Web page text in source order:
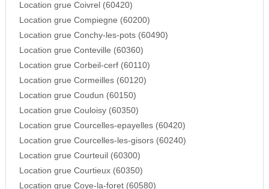
Location grue Coivrel (60420)
Location grue Compiegne (60200)
Location grue Conchy-les-pots (60490)
Location grue Conteville (60360)
Location grue Corbeil-cerf (60110)
Location grue Cormeilles (60120)
Location grue Coudun (60150)
Location grue Couloisy (60350)
Location grue Courcelles-epayelles (60420)
Location grue Courcelles-les-gisors (60240)
Location grue Courteuil (60300)
Location grue Courtieux (60350)
Location grue Coye-la-foret (60580)